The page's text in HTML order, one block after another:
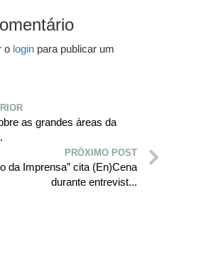
o login para publicar um
as grandes áreas da
PRÓXIMO POST
da Imprensa” cita (En)Cena
durante entrevist...